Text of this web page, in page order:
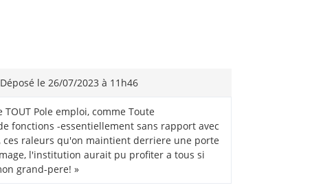
Déposé le 26/07/2023 à 11h46
Pole emploi, comme Toute
fonctions -essentiellement sans rapport avec
ces raleurs qu'on maintient derriere une porte
l'institution aurait pu profiter a tous si
grand-pere! »